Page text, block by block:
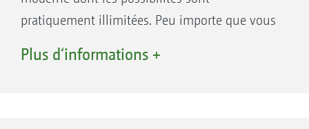
pratiquement illimitées. Peu importe que vous
directement le terminal ISOBUS de votre
Plus d‘informations +